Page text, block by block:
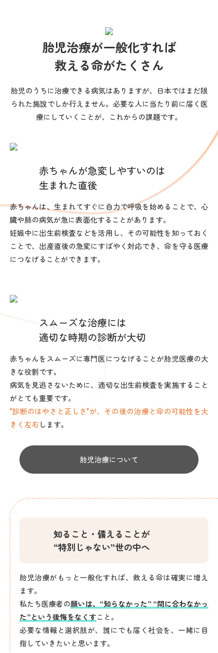
胎児治療が一般化すれば
救える命がたくさん
胎児のうちに治療できる病気はありますが、日本ではまだ限
られた施設でしか行えません。必要な人に当たり前に届く医
療にしていくことが、これからの課題です。
赤ちゃんが急変しやすいのは
生まれた直後
赤ちゃんは、生まれてすぐに自力で呼吸を始めることで、心
臓や肺の病気が急に表面化することがあります。
妊娠中に出生前検査などを活用し、その可能性を知っておく
ことで、出産直後の急変にすばやく対応でき、命を守る医療
につなげることができます。
スムーズな治療には
適切な時期の診断が大切
赤ちゃんをスムーズに専門医につなげることが胎児医療の大
きな役割です。
病気を見逃さないために、適切な出生前検査を実施すること
がとても重要です。
"診断のはやさと正しさ"が、その後の治療と命の可能性を大
きく左右します。
胎児治療について
知ること・備えることが
“特別じゃない”世の中へ
胎児治療がもっと一般化すれば、救える命は確実に増え
ます。
私たち医療者の願いは、“知らなかった” “間に合わなかっ
た”という後悔をなくすこと。
必要な情報と選択肢が、誰にでも届く社会を、一緒に目
指していきたいと思います。